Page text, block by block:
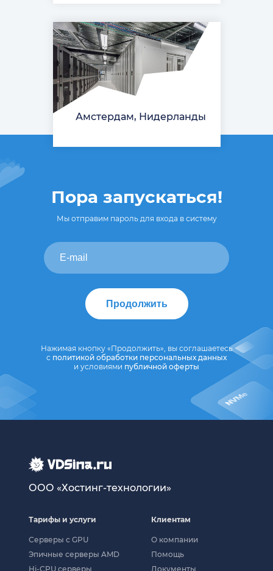
Амстердам, Нидерланды
Пора запускаться!
Мы отправим пароль для входа в систему
Продолжить
Нажимая кнопку «Продолжить», вы соглашаетесь
с политикой обработки персональных данных
и условиями публичной оферты
ООО «Хостинг-технологии»
Тарифы и услуги
Серверы с GPU
Эпичные серверы AMD
Hi-CPU серверы
Клиентам
О компании
Помощь
Документы